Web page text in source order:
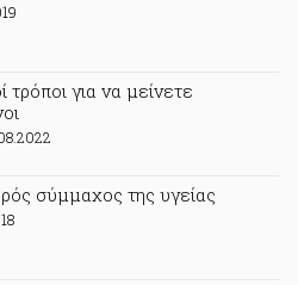
τρόποι για να μείνετε
σύμμαχος της υγείας